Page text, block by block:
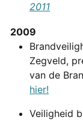
2011
2009
Zegveld,
van de
hier!
Veiligheid